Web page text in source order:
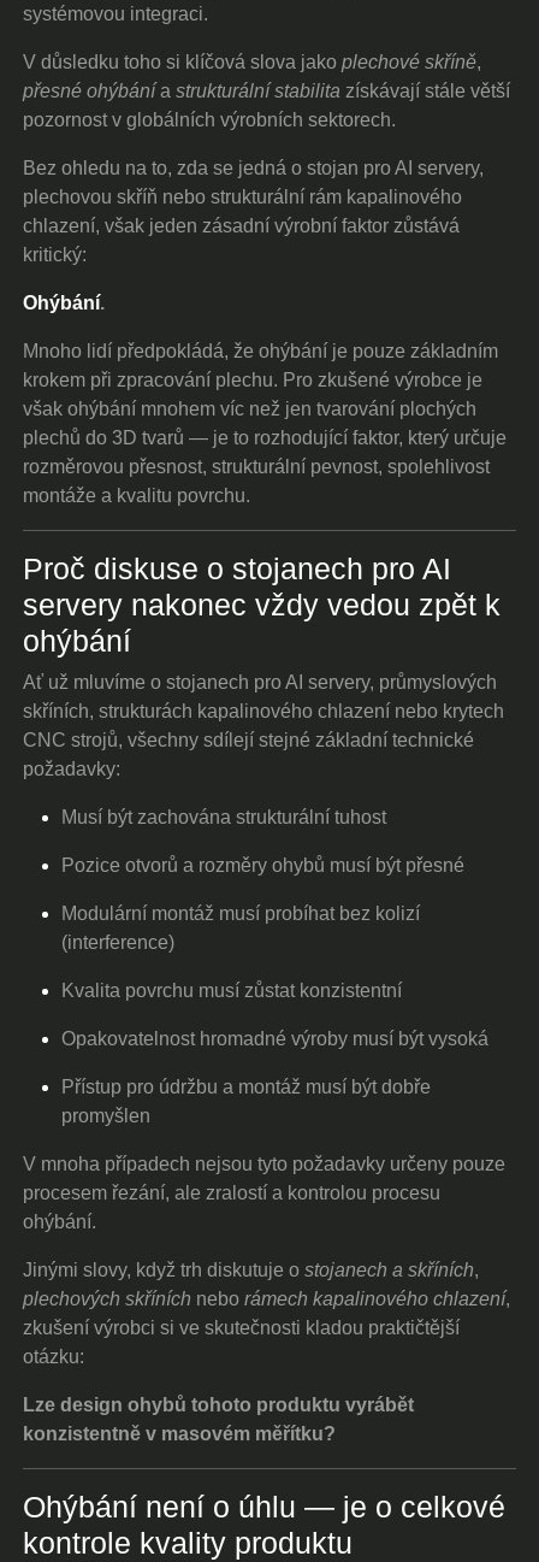
systémovou integraci.
V důsledku toho si klíčová slova jakoplechové skříně,
přesné ohýbáníastrukturální stabilita získávají stále větší
pozornost v globálních výrobních sektorech.
Bez ohledu na to, zda se jedná o stojan pro AI servery,
plechovou skříň nebo strukturální rám kapalinového
chlazení, však jeden zásadní výrobní faktor zůstává
kritický:
Ohýbání.
Mnoho lidí předpokládá, že ohýbání je pouze základním
krokem při zpracování plechu. Pro zkušené výrobce je
však ohýbání mnohem víc než jen tvarování plochých
plechů do 3D tvarů — je to rozhodující faktor, který určuje
rozměrovou přesnost, strukturální pevnost, spolehlivost
montáže a kvalitu povrchu.
Proč diskuse o stojanech pro AI
servery nakonec vždy vedou zpět k
ohýbání
Ať už mluvíme o stojanech pro AI servery, průmyslových
skříních, strukturách kapalinového chlazení nebo krytech
CNC strojů, všechny sdílejí stejné základní technické
požadavky:
Musí být zachována strukturální tuhost
Pozice otvorů a rozměry ohybů musí být přesné
Modulární montáž musí probíhat bez kolizí
(interference)
Kvalita povrchu musí zůstat konzistentní
Opakovatelnost hromadné výroby musí být vysoká
Přístup pro údržbu a montáž musí být dobře
promyšlen
V mnoha případech nejsou tyto požadavky určeny pouze
procesem řezání, ale zralostí a kontrolou procesu
ohýbání.
Jinými slovy, když trh diskutuje ostojanech a skříních,
plechových skříních neborámech kapalinového chlazení,
zkušení výrobci si ve skutečnosti kladou praktičtější
otázku:
Lze design ohybů tohoto produktu vyrábět
konzistentně v masovém měřítku?
Ohýbání není o úhlu — je o celkové
kontrole kvality produktu